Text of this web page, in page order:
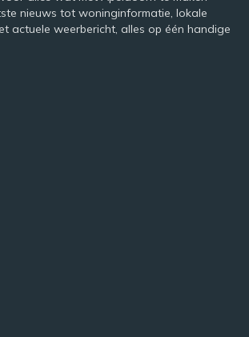
nieuws tot woninginformatie, lokale
actuele weerbericht, alles op één handige